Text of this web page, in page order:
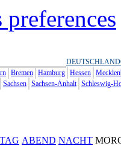
DEUTSCHLAND
Bremen Hamburg Hessen
Sachsen Sachsen-Anhalt Schleswig-
ABEND NACHT